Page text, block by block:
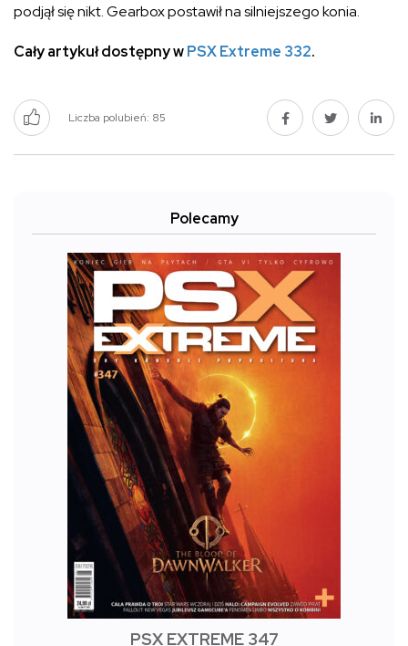
podjął się nikt. Gearbox postawił na silniejszego konia.
Cały artykuł dostępny wPSX Extreme 332.
Liczba polubień: 85
Polecamy
PSX EXTREME 347